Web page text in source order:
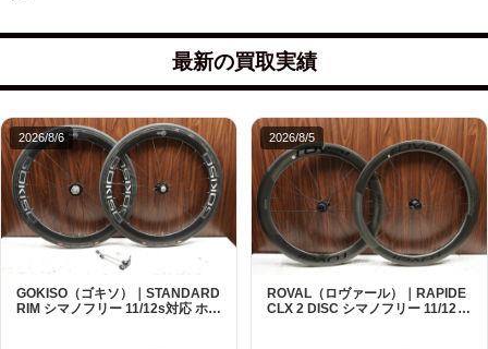
最新の買取実績
2026/8/6
GOKISO（ゴキソ）｜STANDARD
RIM シマノフリー 11/12s対応 ホイ
2026/8/5
ROVAL（ロヴァール）｜RAPIDE
CLX 2 DISC シマノフリー 11/12s